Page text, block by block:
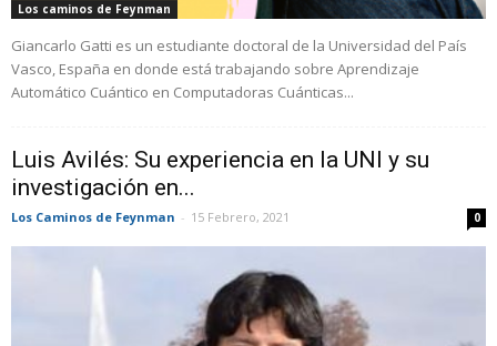
Los caminos de Feynman
Giancarlo Gatti es un estudiante doctoral de la Universidad del País
Vasco, España en donde está trabajando sobre Aprendizaje
Automático Cuántico en Computadoras Cuánticas...
Luis Avilés: Su experiencia en la UNI y su
investigación en...
Los Caminos de Feynman - 15 Febrero, 2021 0